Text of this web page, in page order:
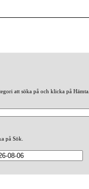
att söka på och klicka på Hämta.
på Sök.